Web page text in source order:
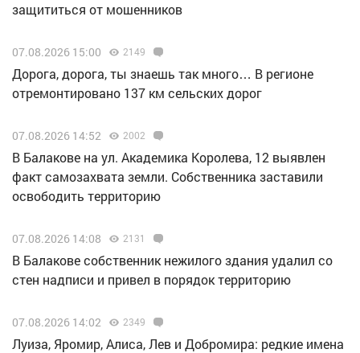
защититься от мошенников
07.08.2026 15:00 2149
Дорога, дорога, ты знаешь так много… В регионе
отремонтировано 137 км сельских дорог
07.08.2026 14:52 2002
В Балакове на ул. Академика Королева, 12 выявлен
факт самозахвата земли. Собственника заставили
освободить территорию
07.08.2026 14:08 2131
В Балакове собственник нежилого здания удалил со
стен надписи и привел в порядок территорию
07.08.2026 14:02 2349
Луиза, Яромир, Алиса, Лев и Добромира: редкие имена